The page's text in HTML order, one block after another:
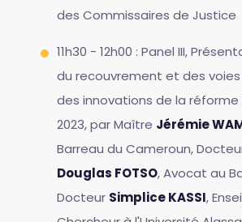
des Commissaires de Justice
11h30 - 12h00 : Panel III,
du recouvrement et des
des innovations de la réforme
2023, par Maître Jérémie
Barreau du Cameroun,
Douglas FOTSO, Avocat au
Docteur Simplice KASSI,